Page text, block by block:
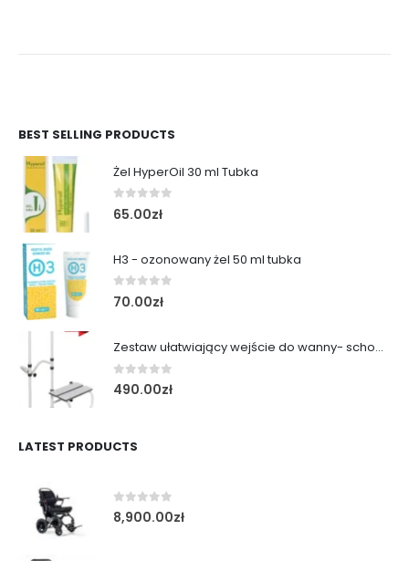
BEST SELLING PRODUCTS
Żel HyperOil 30 ml Tubka
0out of 5
65.00zł
H3 - ozonowany żel 50 ml tubka
0out of 5
70.00zł
Zestaw ułatwiający wejście do wanny- schodek z poręczą
0out of 5
490.00zł
LATEST PRODUCTS
0out of 5
8,900.00zł